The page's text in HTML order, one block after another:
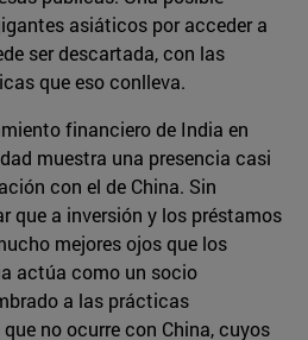
asiáticos por acceder a
ser descartada, con las
que eso conlleva.
financiero de India en
muestra una presencia casi
con el de China. Sin
que a inversión y los préstamos
mejores ojos que los
actúa como un socio
a las prácticas
no ocurre con China, cuyos